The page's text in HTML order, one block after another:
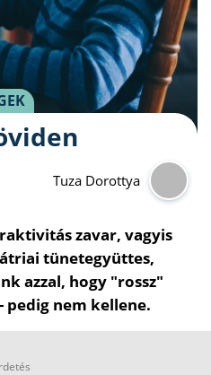
Tuza Dorottya
zavar, vagyis
tünetegyüttes,
azzal, hogy "rossz"
pedig nem kellene.